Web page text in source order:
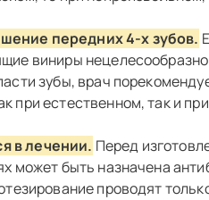
передних 4-х зубов.
виниры
зубы, врач
при естественном, так и
в лечении. Перед
может быть назначена
проводят